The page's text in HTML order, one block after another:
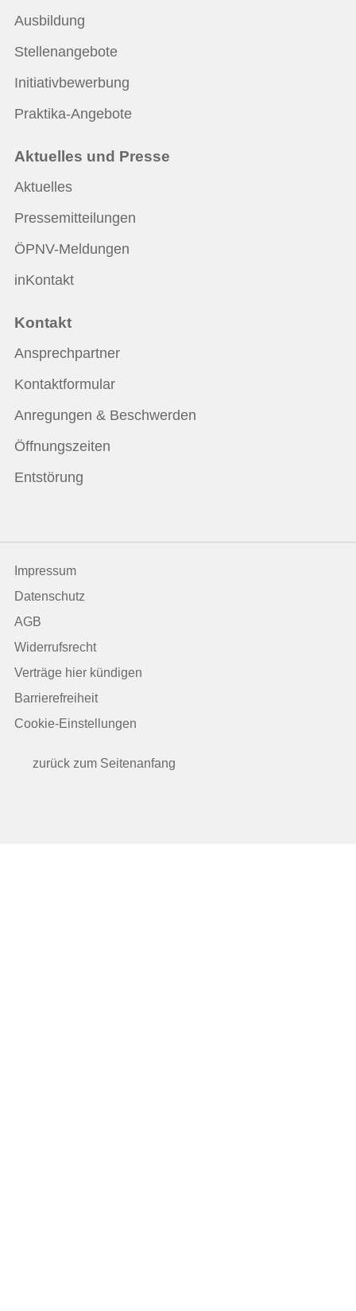
Ausbildung
Stellenangebote
Initiativbewerbung
Praktika-Angebote
Aktuelles und Presse
Aktuelles
Pressemitteilungen
ÖPNV-Meldungen
inKontakt
Kontakt
Ansprechpartner
Kontaktformular
Anregungen & Beschwerden
Öffnungszeiten
Entstörung
Impressum
Datenschutz
AGB
Widerrufsrecht
Verträge hier kündigen
Barrierefreiheit
Cookie-Einstellungen
zurück zum Seitenanfang